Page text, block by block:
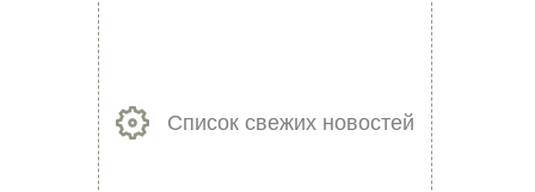
Список свежих новостей